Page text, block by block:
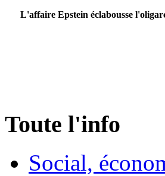
L'affaire Epstein éclabousse
Toute l'info
Social,